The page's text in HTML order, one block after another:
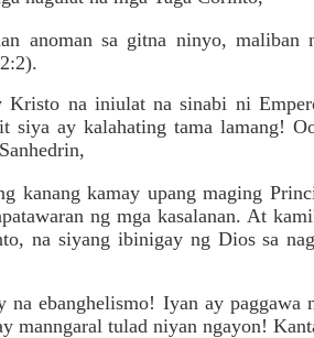
anoman sa gitna ninyo,
Kristo na iniulat na sinabi ni
siya ay kalahating tama lamang!
kanang kamay upang maging
ng mga kasalanan. At
na siyang ibinigay ng Dios sa
ebanghelismo! Iyan ay paggawa
manngaral tulad niyan ngayon!